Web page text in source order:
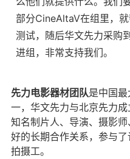
部分CineAltaV在组里，
测试，随后华文先力采购
进组，非常支持我们。
先力电影器材团队是中国
一，华文先力与北京先力
知名制片人、导演、摄影
好的长期合作关系，参与
拍摄工。